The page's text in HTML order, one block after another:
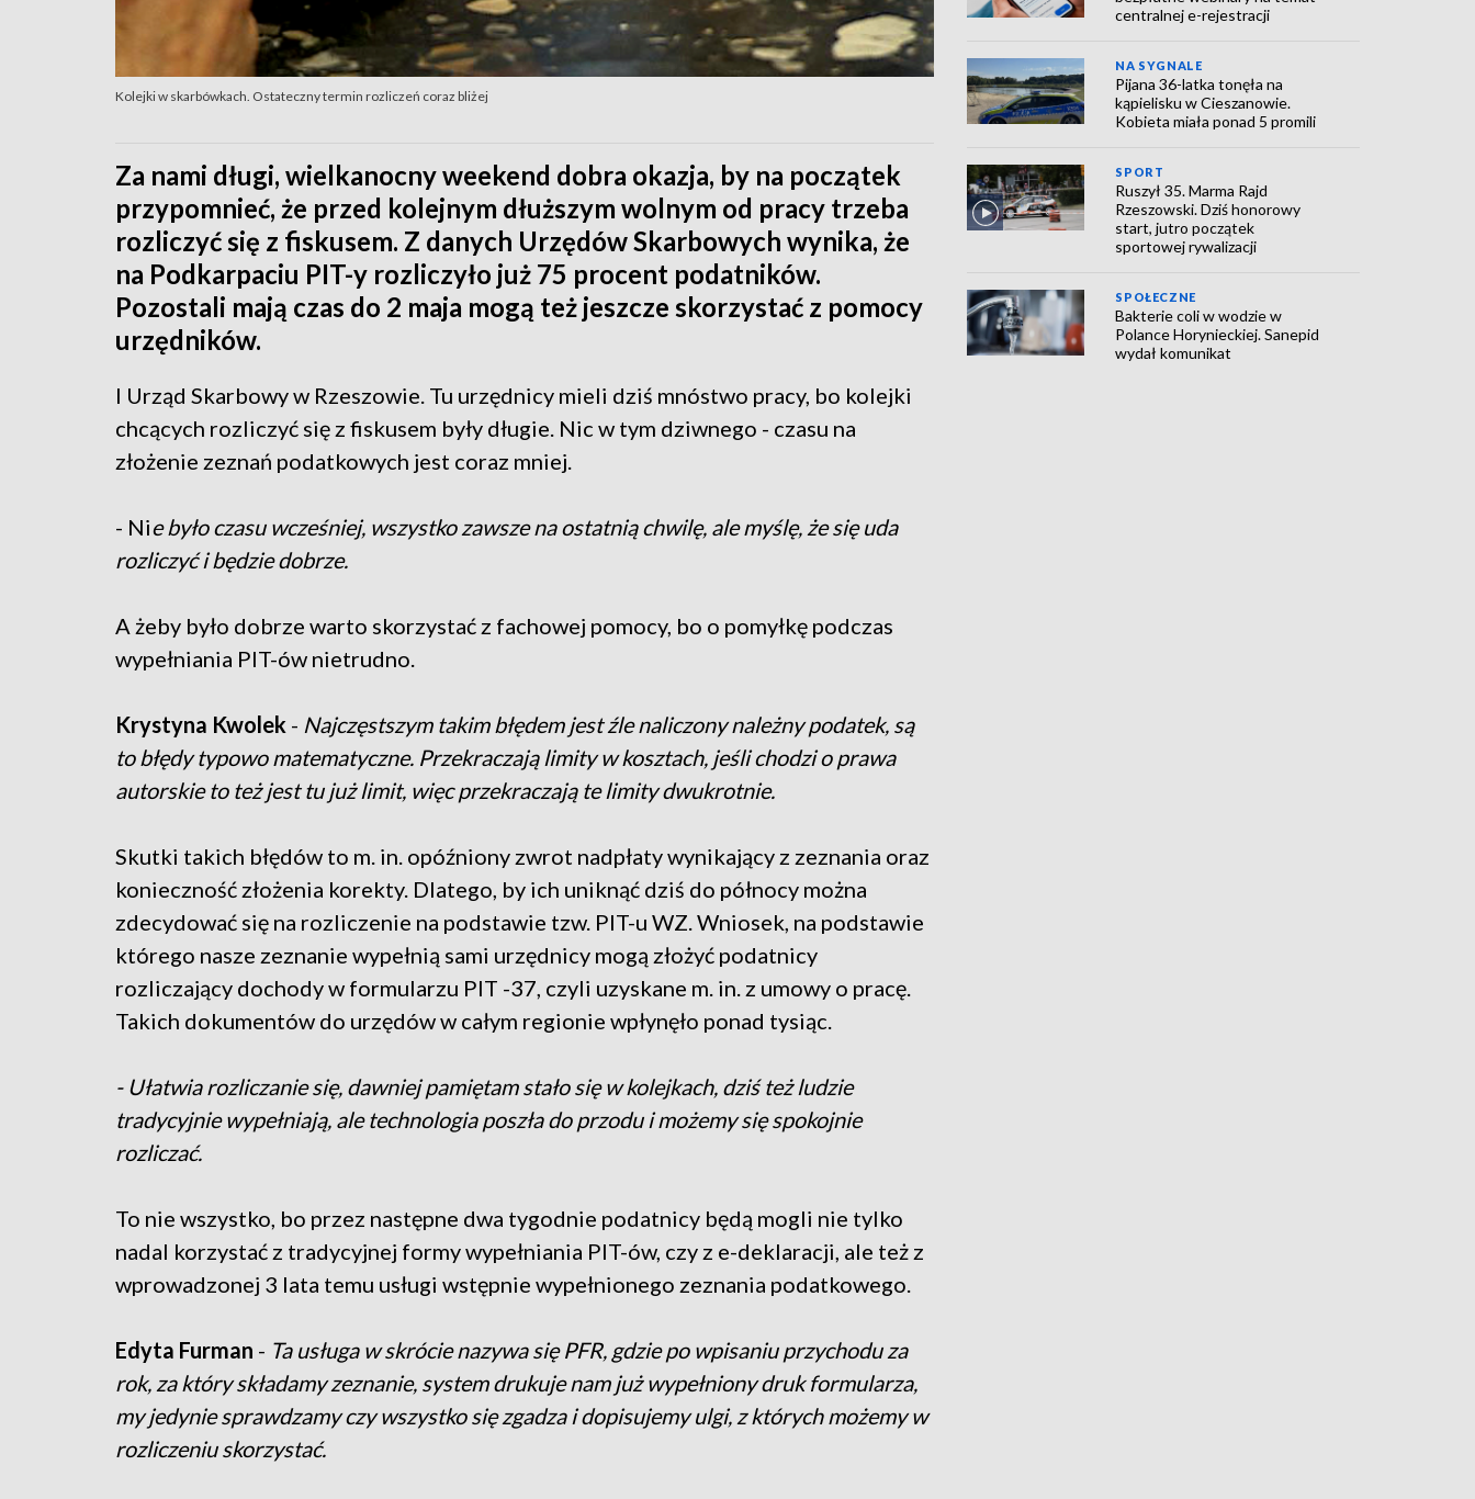
Kolejki w skarbówkach. Ostateczny termin rozliczeń coraz bliżej
Za nami długi, wielkanocny weekend dobra okazja, by na początek
przypomnieć, że przed kolejnym dłuższym wolnym od pracy trzeba
rozliczyć się z fiskusem. Z danych Urzędów Skarbowych wynika, że
na Podkarpaciu PIT-y rozliczyło już 75 procent podatników.
Pozostali mają czas do 2 maja mogą też jeszcze skorzystać z pomocy
urzędników.
I Urząd Skarbowy w Rzeszowie. Tu urzędnicy mieli dziś mnóstwo pracy, bo kolejki
chcących rozliczyć się z fiskusem były długie. Nic w tym dziwnego - czasu na
złożenie zeznań podatkowych jest coraz mniej.
- Nie było czasu wcześniej, wszystko zawsze na ostatnią chwilę, ale myślę, że się uda
rozliczyć i będzie dobrze.
A żeby było dobrze warto skorzystać z fachowej pomocy, bo o pomyłkę podczas
wypełniania PIT-ów nietrudno.
Krystyna Kwolek - Najczęstszym takim błędem jest źle naliczony należny podatek, są
to błędy typowo matematyczne. Przekraczają limity w kosztach, jeśli chodzi o prawa
autorskie to też jest tu już limit, więc przekraczają te limity dwukrotnie.
Skutki takich błędów to m. in. opóźniony zwrot nadpłaty wynikający z zeznania oraz
konieczność złożenia korekty. Dlatego, by ich uniknąć dziś do północy można
zdecydować się na rozliczenie na podstawie tzw. PIT-u WZ. Wniosek, na podstawie
którego nasze zeznanie wypełnią sami urzędnicy mogą złożyć podatnicy
rozliczający dochody w formularzu PIT -37, czyli uzyskane m. in. z umowy o pracę.
Takich dokumentów do urzędów w całym regionie wpłynęło ponad tysiąc.
- Ułatwia rozliczanie się, dawniej pamiętam stało się w kolejkach, dziś też ludzie
tradycyjnie wypełniają, ale technologia poszła do przodu i możemy się spokojnie
rozliczać.
To nie wszystko, bo przez następne dwa tygodnie podatnicy będą mogli nie tylko
nadal korzystać z tradycyjnej formy wypełniania PIT-ów, czy z e-deklaracji, ale też z
wprowadzonej 3 lata temu usługi wstępnie wypełnionego zeznania podatkowego.
Edyta Furman - Ta usługa w skrócie nazywa się PFR, gdzie po wpisaniu przychodu za
rok, za który składamy zeznanie, system drukuje nam już wypełniony druk formularza,
my jedynie sprawdzamy czy wszystko się zgadza i dopisujemy ulgi, z których możemy w
rozliczeniu skorzystać.
centralnej e-rejestracji
NA SYGNALE
Pijana 36-latka tonęła na
kąpielisku w Cieszanowie.
Kobieta miała ponad 5 promili
SPORT
Ruszył 35. Marma Rajd
Rzeszowski. Dziś honorowy
start, jutro początek
sportowej rywalizacji
SPOŁECZNE
Bakterie coli w wodzie w
Polance Horynieckiej. Sanepid
wydał komunikat